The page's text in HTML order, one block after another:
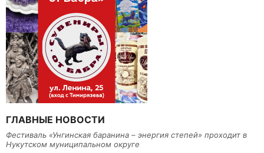
ГЛАВНЫЕ НОВОСТИ
Фестиваль «Унгинская баранина – энергия степей» проходит в
Нукутском муниципальном округе